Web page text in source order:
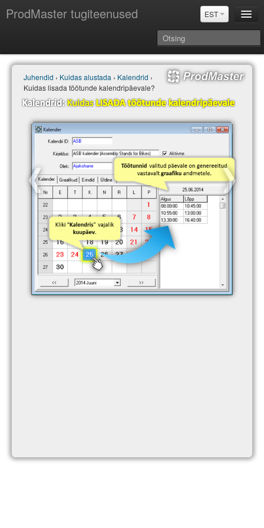
ProdMaster tugiteenused EST
Juhendid
Versiooniuuendused
Power BI & Merit Aktiva (EST)
Juhendid › Kuidas alustada › Kalendrid ›
Kuidas lisada töötunde kalendripäevale?